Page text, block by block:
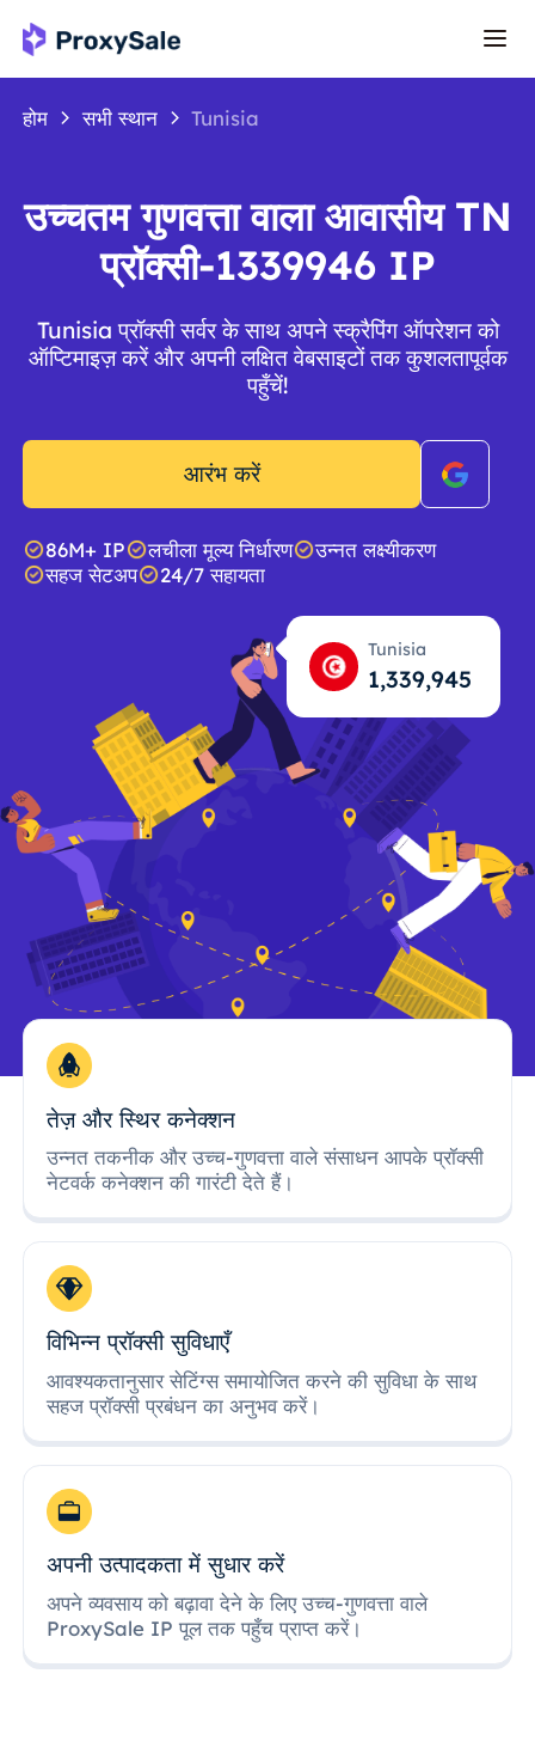
होम सभी स्थान Tunisia
उच्चतम गुणवत्ता वाला आवासीय TN
प्रॉक्सी-1339946 IP
Tunisia प्रॉक्सी सर्वर के साथ अपने स्क्रैपिंग ऑपरेशन को
ऑप्टिमाइज़ करें और अपनी लक्षित वेबसाइटों तक कुशलतापूर्वक
पहुँचें!
आरंभ करें
86M+ IP लचीला मूल्य निर्धारण
उन्नत लक्ष्यीकरण
सहज सेटअप
24/7 सहायता
Tunisia
1,339,946
तेज़ और स्थिर कनेक्शन
उन्नत तकनीक और उच्च-गुणवत्ता वाले संसाधन आपके प्रॉक्सी
नेटवर्क कनेक्शन की गारंटी देते हैं।
विभिन्न प्रॉक्सी सुविधाएँ
आवश्यकतानुसार सेटिंग्स समायोजित करने की सुविधा के साथ
सहज प्रॉक्सी प्रबंधन का अनुभव करें।
अपनी उत्पादकता में सुधार करें
अपने व्यवसाय को बढ़ावा देने के लिए उच्च-गुणवत्ता वाले
ProxySale IP पूल तक पहुँच प्राप्त करें।